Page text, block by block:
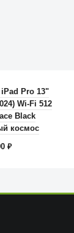
Pro 13"
Wi-Fi 512
Black
космос
₽